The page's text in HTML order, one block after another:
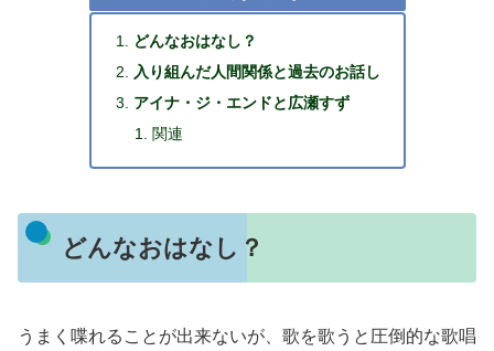
どんなおはなし？
入り組んだ人間関係と過去のお話し
アイナ・ジ・エンドと広瀬すず
関連
どんなおはなし？
うまく喋れることが出来ないが、歌を歌うと圧倒的な歌唱